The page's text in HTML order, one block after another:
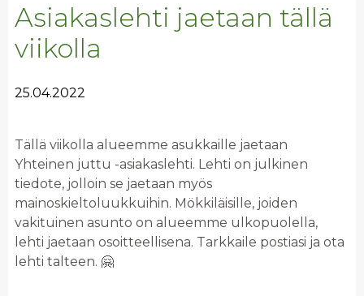
Asiakaslehti jaetaan tällä
viikolla
25.04.2022
Tällä viikolla alueemme asukkaille jaetaan
Yhteinen juttu -asiakaslehti. Lehti on julkinen
tiedote, jolloin se jaetaan myös
mainoskieltoluukkuihin. Mökkiläisille, joiden
vakituinen asunto on alueemme ulkopuolella,
lehti jaetaan osoitteellisena. Tarkkaile postiasi ja ota
lehti talteen. 🤗